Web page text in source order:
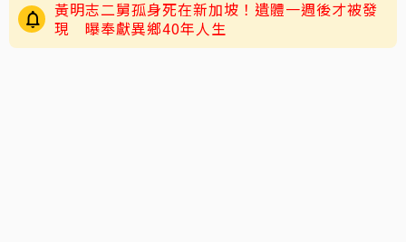
獨／韓女嫌台男「很臭」掀熱議！唐綺陽砸百萬
推香水一句話替台男平反